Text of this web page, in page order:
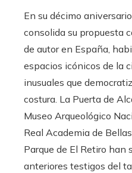
En su décimo
consolida su propuesta
de autor en España,
espacios icónicos de la
inusuales que
costura. La Puerta de
Museo Arqueológico
Real Academia de
Parque de El Retiro han
anteriores testigos del